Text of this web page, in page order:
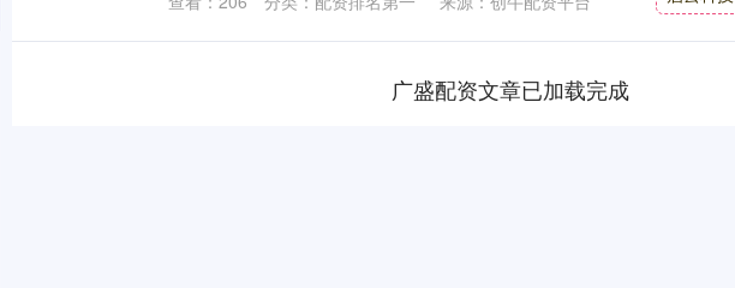
广盛配资文章已加载完成